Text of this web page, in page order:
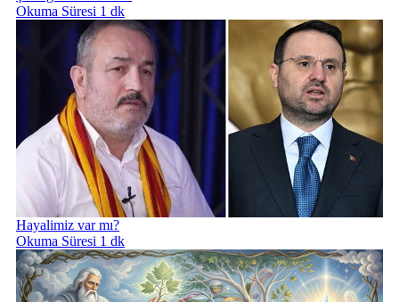
Okuma Süresi 1 dk
Hayalimiz var mı?
Okuma Süresi 1 dk